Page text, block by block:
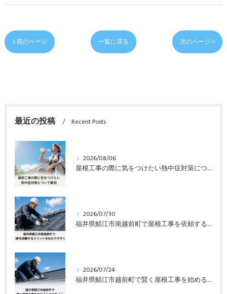
< 前のページ 一覧に戻る 次のページ >
最近の投稿 Recent Posts
2026/08/06
屋根工事の際に気をつけたい熱中症対策について解説
2026/07/30
福井県鯖江市南越前町で屋根工事を依頼するメリットをわかりやすく解説
2026/07/24
福井県鯖江市越前町で賢く屋根工事を始めるためのガイド